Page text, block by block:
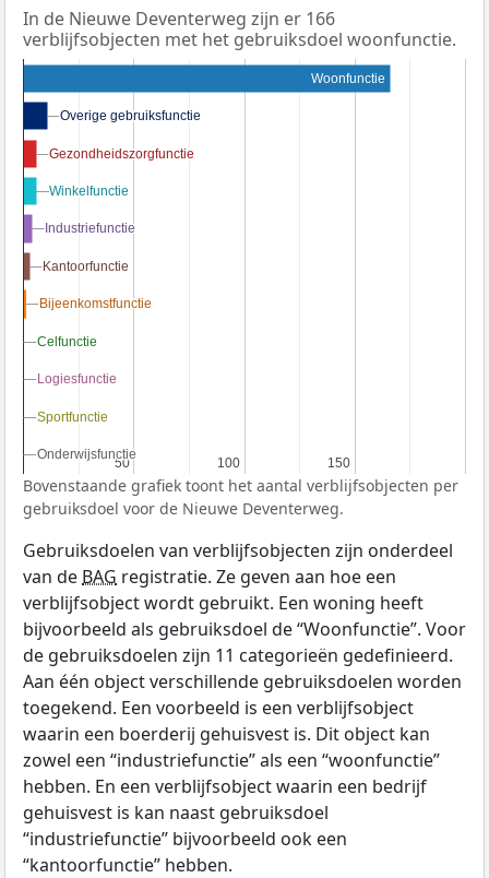
In de Nieuwe Deventerweg zijn er 166
verblijfsobjecten met het gebruiksdoel woonfunctie.
50
50 100
100 150
150
Woonfunctie
Overige gebruiksfunctie
Overige gebruiksfunctie
Gezondheidszorgfunctie
Gezondheidszorgfunctie
Winkelfunctie
Winkelfunctie
Industriefunctie
Industriefunctie
Kantoorfunctie
Kantoorfunctie
Bijeenkomstfunctie
Bijeenkomstfunctie
Celfunctie
Celfunctie
Logiesfunctie
Logiesfunctie
Sportfunctie
Sportfunctie
Onderwijsfunctie
Onderwijsfunctie
Bovenstaande grafiek toont het aantal verblijfsobjecten per
gebruiksdoel voor de Nieuwe Deventerweg.
Gebruiksdoelen van verblijfsobjecten zijn onderdeel
van de BAG registratie. Ze geven aan hoe een
verblijfsobject wordt gebruikt. Een woning heeft
bijvoorbeeld als gebruiksdoel de “Woonfunctie”. Voor
de gebruiksdoelen zijn 11 categorieën gedefinieerd.
Aan één object verschillende gebruiksdoelen worden
toegekend. Een voorbeeld is een verblijfsobject
waarin een boerderij gehuisvest is. Dit object kan
zowel een “industriefunctie” als een “woonfunctie”
hebben. En een verblijfsobject waarin een bedrijf
gehuisvest is kan naast gebruiksdoel
“industriefunctie” bijvoorbeeld ook een
“kantoorfunctie” hebben.